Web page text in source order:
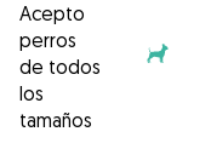
Acepto
perros
de todos
los
tamaños